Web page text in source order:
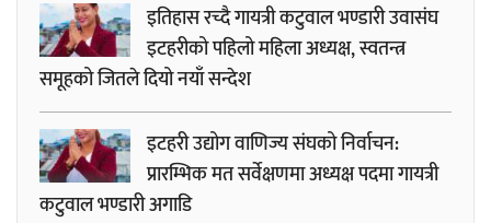
इतिहास रच्दै गायत्री कटुवाल भण्डारी उवासंघ
इटहरीको पहिलो महिला अध्यक्ष, स्वतन्त्र
समूहको जितले दियो नयाँ सन्देश
इटहरी उद्योग वाणिज्य संघको निर्वाचन:
प्रारम्भिक मत सर्वेक्षणमा अध्यक्ष पदमा गायत्री
कटुवाल भण्डारी अगाडि